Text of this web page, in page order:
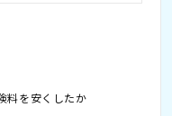
料を安くしたか